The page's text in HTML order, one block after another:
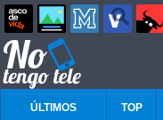
ÚLTIMOS TOP